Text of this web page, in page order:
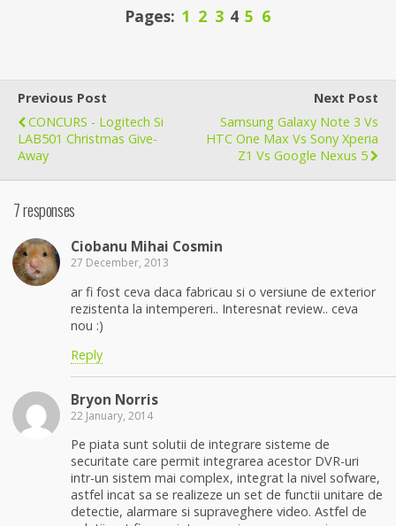
Pages: 1 2 3 4 5 6
Previous Post
CONCURS - Logitech Si
LAB501 Christmas Give-
Away
Next Post
Samsung Galaxy Note 3 Vs
HTC One Max Vs Sony Xperia
Z1 Vs Google Nexus 5
7 responses
Ciobanu Mihai Cosmin
27 December, 2013
ar fi fost ceva daca fabricau si o versiune de exterior
rezistenta la intempereri.. Interesnat review.. ceva
nou :)
Reply
Bryon Norris
22 January, 2014
Pe piata sunt solutii de integrare sisteme de
securitate care permit integrarea acestor DVR-uri
intr-un sistem mai complex, integrat la nivel sofware,
astfel incat sa se realizeze un set de functii unitare de
detectie, alarmare si supraveghere video. Astfel de